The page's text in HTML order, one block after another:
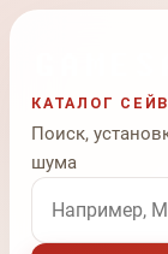
КАТАЛОГ
Поиск,
шума
Поиск по